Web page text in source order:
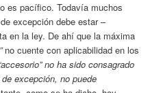
es pacífico. Todavía muchos
excepción debe estar –
en la ley. De ahí que la máxima
no cuente con aplicabilidad en los
no ha sido consagrado
excepción, no puede